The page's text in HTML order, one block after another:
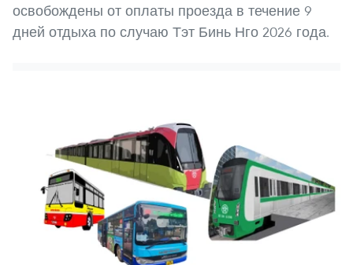
освобождены от оплаты проезда в течение 9
дней отдыха по случаю Тэт Бинь Нго 2026 года.